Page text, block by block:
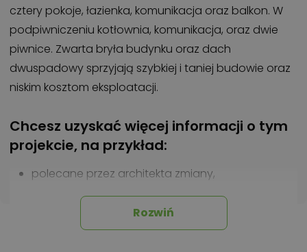
cztery pokoje, łazienka, komunikacja oraz balkon. W
podpiwniczeniu kotłownia, komunikacja, oraz dwie
piwnice. Zwarta bryła budynku oraz dach
dwuspadowy sprzyjają szybkiej i taniej budowie oraz
niskim kosztom eksploatacji.
Chcesz uzyskać więcej informacji o tym
projekcie, na przykład:
polecane przez architekta zmiany,
możliwości wprowadzania modyfikacji,
projekty podobne - o zbliżonym układzie lub
parametrach,
Rozwiń